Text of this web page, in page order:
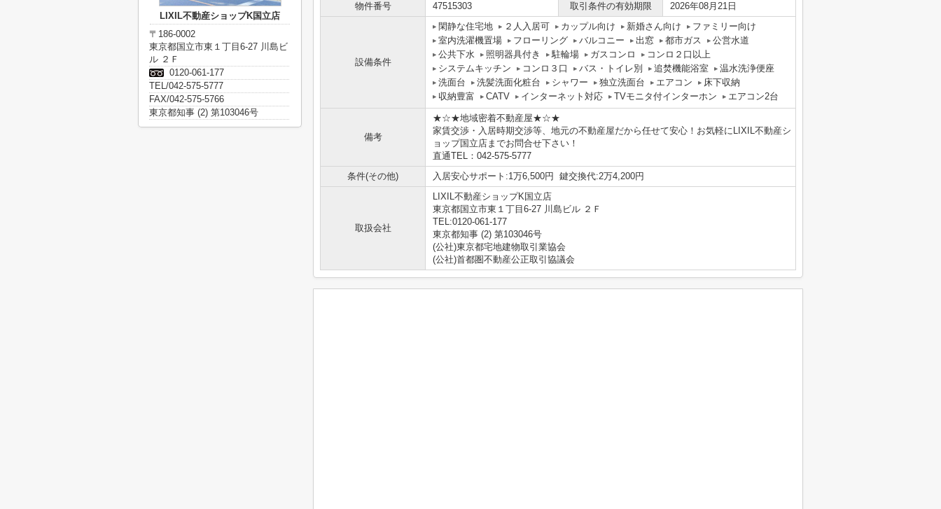
物件番号
47515303 取引条件の有効期限 2026年08月21日
設備条件
閑静な住宅地 ２人入居可 カップル向け 新婚さん向け
ファミリー向け
室内洗濯機置場
フローリング バルコニー 出窓 都市ガス
公営水道
公共下水
照明器具付き 駐輪場 ガスコンロ
コンロ２口以上
システムキッチン
コンロ３口 バス・トイレ別 追焚機能浴室
温水洗浄便座
洗面台
洗髪洗面化粧台 シャワー 独立洗面台 エアコン
床下収納
収納豊富
CATV インターネット対応 TVモニタ付インターホン エアコン2台
備考
★☆★地域密着不動産屋★☆★
家賃交渉・入居時期交渉等、地元の不動産屋だから任せて安心！お気軽にLIXIL不動産シ
ョップ国立店までお問合せ下さい！
直通TEL：042-575-5777
条件(その他)
入居安心サポート:1万6,500円 鍵交換代:2万4,200円
取扱会社
LIXIL不動産ショップK国立店
東京都国立市東１丁目6-27 川島ビル ２Ｆ
TEL:0120-061-177
東京都知事 (2) 第103046号
(公社)東京都宅地建物取引業協会
(公社)首都圏不動産公正取引協議会
LIXIL不動産ショップK国立店
〒186-0002
東京都国立市東１丁目6-27 川島ビ
ル ２Ｆ
0120-061-177
TEL/042-575-5777
FAX/042-575-5766
東京都知事 (2) 第103046号